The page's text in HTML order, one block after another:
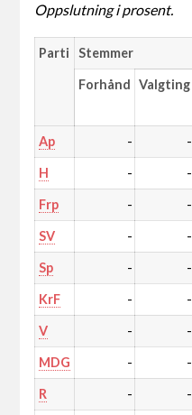
Oppslutning i prosent.
Parti Stemmer
Forhånd Valgting
Ap - -
H - -
Frp - -
SV - -
Sp - -
KrF - -
V - -
MDG - -
R - -